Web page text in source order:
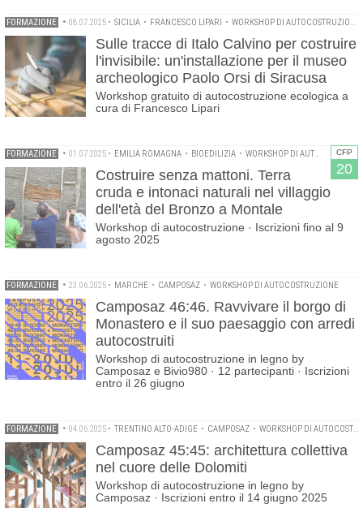
FORMAZIONE • 08.07.2025 • SICILIA • FRANCESCO LIPARI • WORKSHOP DI AUTOCOSTRUZIONE
Sulle tracce di Italo Calvino per costruire
l'invisibile: un'installazione per il museo
archeologico Paolo Orsi di Siracusa
Workshop gratuito di autocostruzione ecologica a
cura di Francesco Lipari
CFP
20
FORMAZIONE • 01.07.2025 • EMILIA ROMAGNA • BIOEDILIZIA • WORKSHOP DI AUTOCOSTRUZIONE
Costruire senza mattoni. Terra
cruda e intonaci naturali nel villaggio
dell'età del Bronzo a Montale
Workshop di autocostruzione · Iscrizioni fino al 9
agosto 2025
FORMAZIONE • 23.06.2025 • MARCHE • CAMPOSAZ • WORKSHOP DI AUTOCOSTRUZIONE
Camposaz 46:46. Ravvivare il borgo di
Monastero e il suo paesaggio con arredi
autocostruiti
Workshop di autocostruzione in legno by
Camposaz e Bivio980 · 12 partecipanti · Iscrizioni
entro il 26 giugno
FORMAZIONE • 04.06.2025 • TRENTINO ALTO-ADIGE • CAMPOSAZ • WORKSHOP DI AUTOCOSTRUZIONE
Camposaz 45:45: architettura collettiva
nel cuore delle Dolomiti
Workshop di autocostruzione in legno by
Camposaz · Iscrizioni entro il 14 giugno 2025